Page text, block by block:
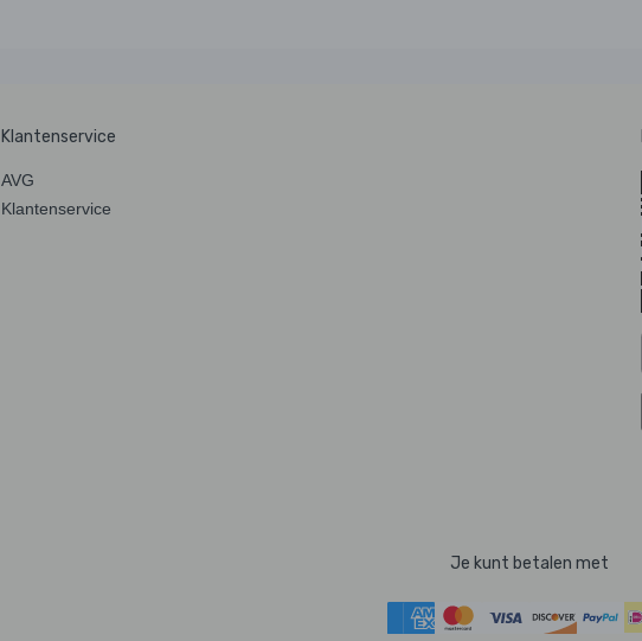
Klantenservice
AVG
Klantenservice
Je kunt betalen met